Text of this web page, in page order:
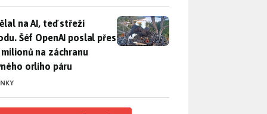
na AI, teď střeží přírodu. Šéf OpenAI poslal přes 100
na AI, teď střeží
Šéf OpenAI poslal přes
milionů na záchranu
orlího páru